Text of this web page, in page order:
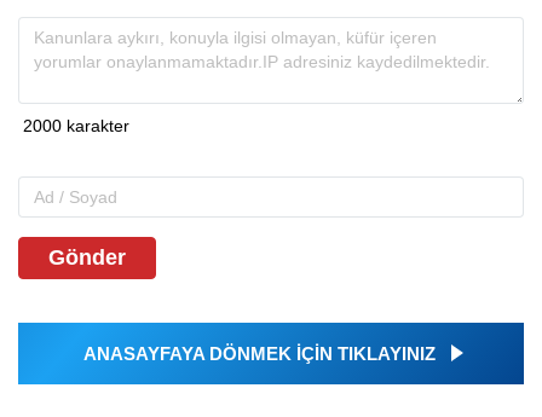
Gönder
ANASAYFAYA DÖNMEK İÇİN TIKLAYINIZ